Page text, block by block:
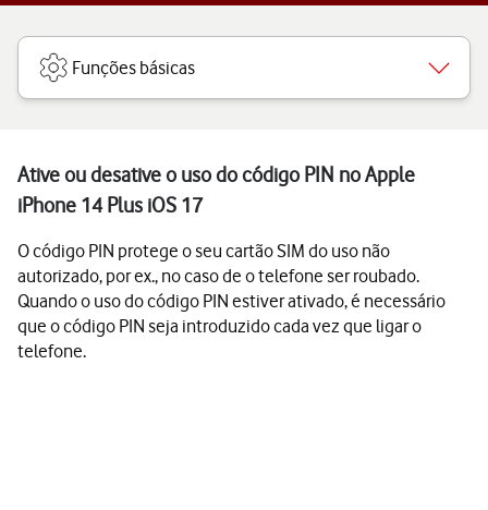
Funções básicas
Ative ou desative o uso do código PIN no Apple
iPhone 14 Plus iOS 17
O código PIN protege o seu cartão SIM do uso não
autorizado, por ex., no caso de o telefone ser roubado.
Quando o uso do código PIN estiver ativado, é necessário
que o código PIN seja introduzido cada vez que ligar o
telefone.